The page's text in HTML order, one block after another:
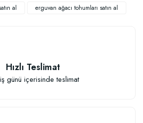
al
erguvan ağacı tohumları satın al
Hızlı Teslimat
günü içerisinde teslimat